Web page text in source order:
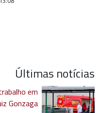
Últimas notícias
em
Gonzaga